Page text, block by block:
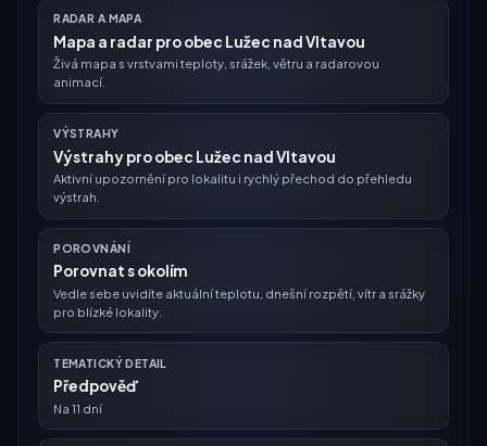
RADAR A MAPA
Mapa a radar pro obec Lužec nad Vltavou
Živá mapa s vrstvami teploty, srážek, větru a radarovou
animací.
VÝSTRAHY
Výstrahy pro obec Lužec nad Vltavou
Aktivní upozornění pro lokalitu i rychlý přechod do přehledu
výstrah.
POROVNÁNÍ
Porovnat s okolím
Vedle sebe uvidíte aktuální teplotu, dnešní rozpětí, vítr a srážky
pro blízké lokality.
TEMATICKÝ DETAIL
Předpověď
Na 11 dní